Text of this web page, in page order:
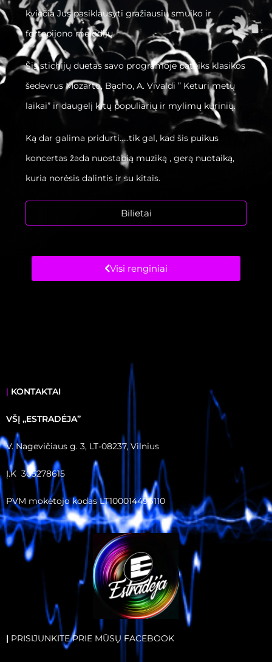
kviečia Jus pasiklausyti gražiausių smuiko ir
fortepijono melodijų.
Šis stichijų duetas savo programoje pateiks klasikos
šedevrus Mozarto, Bacho, A. Vivaldi ” Keturi metų
laikai” ir daugelį kitų populiarių ir mylimų kūrinių.
Ką dar galima pridurti…..tik gal, kad šis puikus
koncertas žada nuostabią muziką , gerą nuotaiką,
kuria norėsis dalintis ir su kitais.
Bilietai
Visi renginiai
| KONTAKTAI
VŠĮ ,,ESTRADĖJA”
V. Nagevičiaus g. 3, LT-08237, Vilnius
Į.K 305278615
PVM mokėtojo kodas LT100014496110
| PRISIJUNKITE PRIE MŪSŲ FACEBOOK